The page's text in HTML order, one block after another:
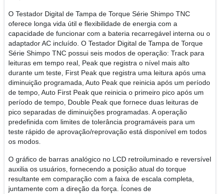
O Testador Digital de Tampa de Torque Série Shimpo TNC
oferece longa vida útil e flexibilidade de energia com a
capacidade de funcionar com a bateria recarregável interna ou o
adaptador AC incluído. O Testador Digital de Tampa de Torque
Série Shimpo TNC possui seis modos de operação: Track para
leituras em tempo real, Peak que registra o nível mais alto
durante um teste, First Peak que registra uma leitura após uma
diminuição programada, Auto Peak que reinicia após um período
de tempo, Auto First Peak que reinicia o primeiro pico após um
período de tempo, Double Peak que fornece duas leituras de
pico separadas de diminuições programadas. A operação
predefinida com limites de tolerância programáveis para um
teste rápido de aprovação/reprovação está disponível em todos
os modos.
O gráfico de barras analógico no LCD retroiluminado e reversível
auxilia os usuários, fornecendo a posição atual do torque
resultante em comparação com a faixa de escala completa,
juntamente com a direção da força. Ícones de